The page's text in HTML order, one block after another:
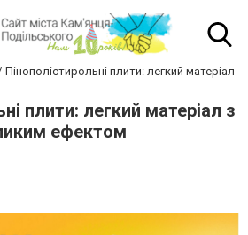
Пінополістирольні плити: легкий матеріал
плити: легкий матеріал з
ефектом